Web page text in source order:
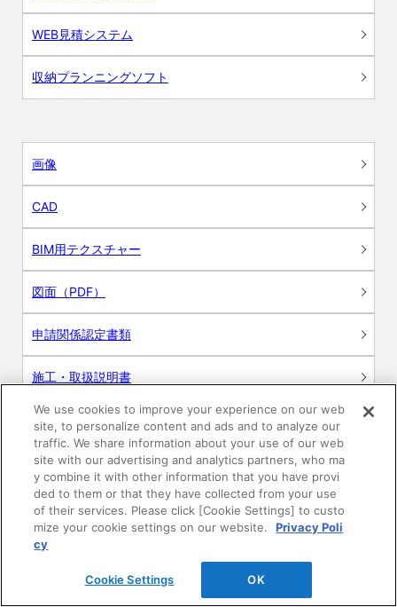
WEB見積システム
収納プランニングソフト
画像
CAD
BIM用テクスチャー
図面（PDF）
申請関係認定書類
施工・取扱説明書
動画
シミュレーションツール
24時間換気システム〈エアスマート〉
簡易設計見積ソフト
R&Dセンター環境測定・分析サービス
商品マスター申し込み
We use cookies to improve your experience on our web
site, to personalize content and ads and to analyze our
traffic. We share information about your use of our web
site with our advertising and analytics partners, who ma
y combine it with other information that you have provi
ded to them or that they have collected from your use
of their services. Please click [Cookie Settings] to custo
mize your cookie settings on our website.
Privacy Poli
cy
Cookie Settings OK